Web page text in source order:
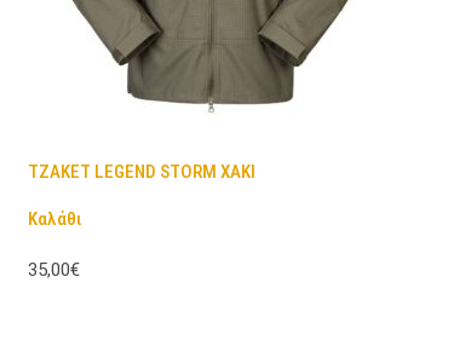
TZAKET LEGEND STORM ΧΑΚΙ
Καλάθι
35,00€